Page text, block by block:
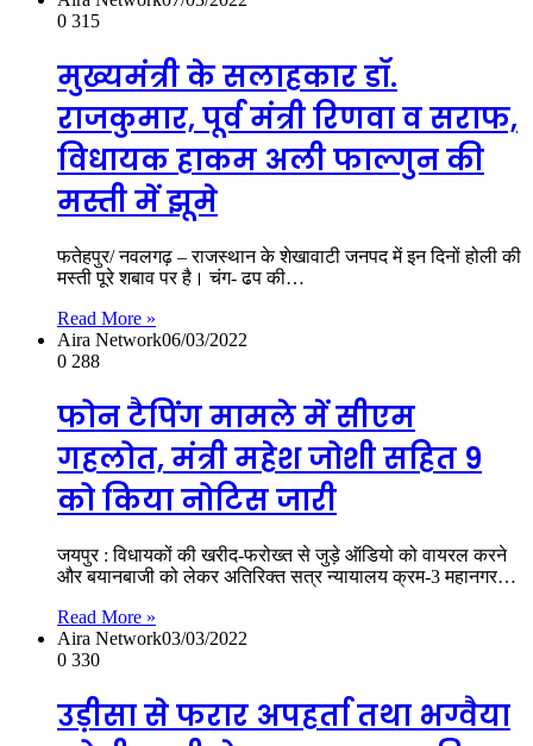
0 315
मुख्यमंत्री के सलाहकार डॉ.
राजकुमार, पूर्व मंत्री रिणवा व सराफ,
विधायक हाकम अली फाल्गुन की
मस्ती में झूमे
फतेहपुर/ नवलगढ़ – राजस्थान के शेखावाटी जनपद में इन दिनों होली की
मस्ती पूरे शबाव पर है। चंग- ढप की…
Read More »
Aira Network06/03/2022
0 288
फोन टैपिंग मामले में सीएम
गहलोत, मंत्री महेश जोशी सहित 9
को किया नोटिस जारी
जयपुर : विधायकों की खरीद-फरोख्त से जुड़े ऑडियो को वायरल करने
और बयानबाजी को लेकर अतिरिक्त सत्र न्यायालय क्रम-3 महानगर…
Read More »
Aira Network03/03/2022
0 330
उड़ीसा से फरार अपहर्ता तथा भग्वैया